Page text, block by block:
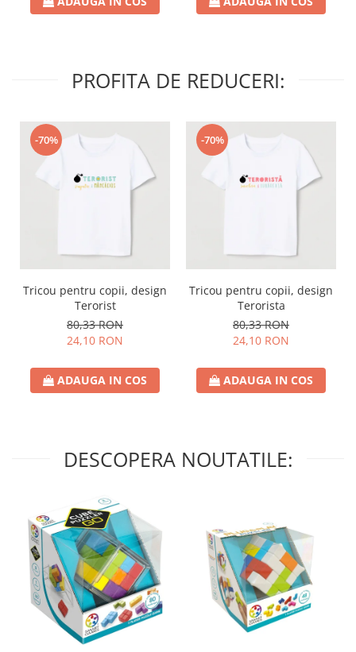
PROFITA DE REDUCERI:
-70%
Tricou pentru copii, design
Terorist
80,33 RON
24,10 RON
ADAUGA IN COS
-70%
Tricou pentru copii, design
Terorista
80,33 RON
24,10 RON
ADAUGA IN COS
DESCOPERA NOUTATILE: